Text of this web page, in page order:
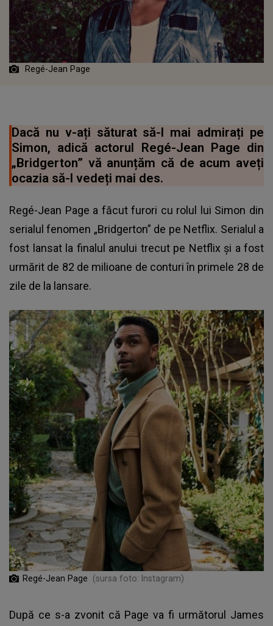
Regé-Jean Page
Dacă nu v-ați săturat să-l mai admirați pe
Simon, adică actorul Regé-Jean Page din
„Bridgerton” vă anunțăm că de acum aveți
ocazia să-l vedeți mai des.
Regé-Jean Page a făcut furori cu rolul lui Simon din
serialul fenomen „Bridgerton” de pe Netflix. Serialul a
fost lansat la finalul anului trecut pe Netflix și a fost
urmărit de 82 de milioane de conturi în primele 28 de
zile de la lansare.
Regé-Jean Page (sursa foto: Instagram)
După ce s-a zvonit că Page va fi următorul James